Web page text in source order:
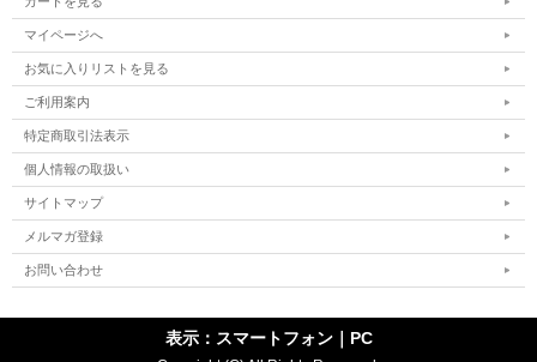
マイページへ
お気に入りリストを見る
ご利用案内
特定商取引法表示
個人情報の取扱い
サイトマップ
メルマガ登録
お問い合わせ
表示：スマートフォン｜ PC